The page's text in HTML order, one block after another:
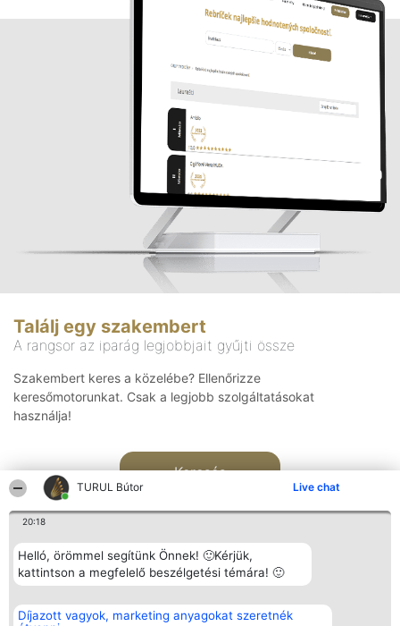
TURUL Bútor Live chat
20:18
Helló, örömmel segítünk Önnek! 🙂Kérjük,
kattintson a megfelelő beszélgetési témára! 🙂
Díjazott vagyok, marketing anyagokat szeretnék
Találj egy szakembert
A rangsor az iparág legjobbjait gyűjti össze
Szakembert keres a közelébe? Ellenőrizze
keresőmotorunkat. Csak a legjobb szolgáltatásokat
használja!
Keresés
Rangsorszervező
SC Beautiful Company S.R.L.
Népszavazás
Nyertesek
Elérhetőség
Elérhetőség